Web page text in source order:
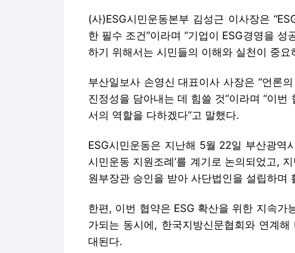
(사)ESG시민운동본부 김성근 이사장은
한 필수 조건”이라며 “기업이 ESG경영을
하기 위해서는 시민들의 이해와 실천이 중요
부산일보사 손영신 대표이사 사장은 “언론
진정성을 담아내는 데 힘쓸 것”이라며 “이
서의 역할을 다하겠다”고 말했다.
ESG시민운동은 지난해 5월 22일 부산광역
시민운동 지원조례’를 계기로 논의되었고,
원부장관 승인을 받아 사단법인을 설립하며
한편, 이번 협약은 ESG 확산을 위한 지속가
가되는 동시에, 한국지방신문협회와 연계
대된다.